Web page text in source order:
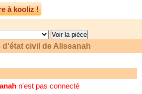
à kooliz !
d'état civil de Alissanah
n'est pas connecté